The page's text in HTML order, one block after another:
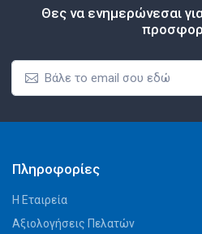
Θες να ενημερώνεσαι
Πληροφορίες
Η Εταιρεία
Αξιολογήσεις Πελατών